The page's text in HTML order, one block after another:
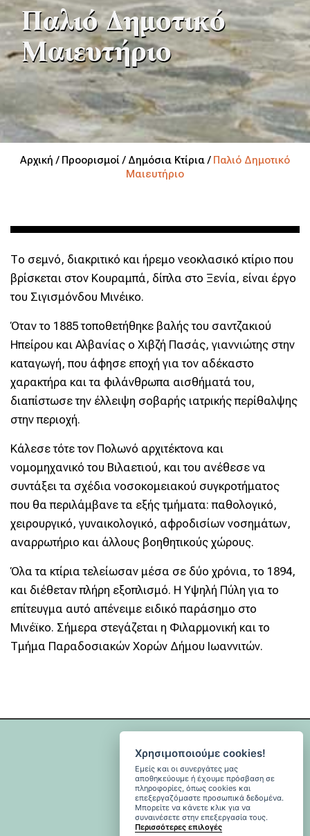
Παλιό Δημοτικό
Μαιευτήριο
Αρχική / Προορισμοί / Δημόσια Κτίρια / Παλιό Δημοτικό
Μαιευτήριο
Το σεμνό, διακριτικό και ήρεμο νεοκλασικό κτίριο που
βρίσκεται στον Κουραμπά, δίπλα στο Ξενία, είναι έργο
του Σιγισμόνδου Μινέικο.
Όταν το 1885 τοποθετήθηκε βαλής του σαντζακιού
Ηπείρου και Αλβανίας ο Χιβζή Πασάς, γιαννιώτης στην
καταγωγή, που άφησε εποχή για τον αδέκαστο
χαρακτήρα και τα φιλάνθρωπα αισθήματά του,
διαπίστωσε την έλλειψη σοβαρής ιατρικής περίθαλψης
στην περιοχή.
Κάλεσε τότε τον Πολωνό αρχιτέκτονα και
νομομηχανικό του Βιλαετιού, και του ανέθεσε να
συντάξει τα σχέδια νοσοκομειακού συγκροτήματος
που θα περιλάμβανε τα εξής τμήματα: παθολογικό,
χειρουργικό, γυναικολογικό, αφροδισίων νοσημάτων,
αναρρωτήριο και άλλους βοηθητικούς χώρους.
Όλα τα κτίρια τελείωσαν μέσα σε δύο χρόνια, το 1894,
και διέθεταν πλήρη εξοπλισμό. Η Υψηλή Πύλη για το
επίτευγμα αυτό απένειμε ειδικό παράσημο στο
Μινέϊκο. Σήμερα στεγάζεται η Φιλαρμονική και το
Τμήμα Παραδοσιακών Χορών Δήμου Ιωαννιτών.
Χρησιμοποιούμε cookies!
Εμείς και οι συνεργάτες μας
αποθηκεύουμε ή έχουμε πρόσβαση σε
πληροφορίες, όπως cookies και
επεξεργαζόμαστε προσωπικά δεδομένα.
Μπορείτε να κάνετε κλικ για να
συναινέσετε στην επεξεργασία τους.
Περισσότερες επιλογές